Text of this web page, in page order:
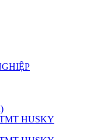
HUSKY